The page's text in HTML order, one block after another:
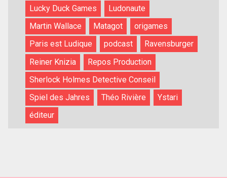
Lucky Duck Games
Ludonaute
Martin Wallace
Matagot
origames
Paris est Ludique
podcast
Ravensburger
Reiner Knizia
Repos Production
Sherlock Holmes Detective Conseil
Spiel des Jahres
Théo Rivière
Ystari
éditeur